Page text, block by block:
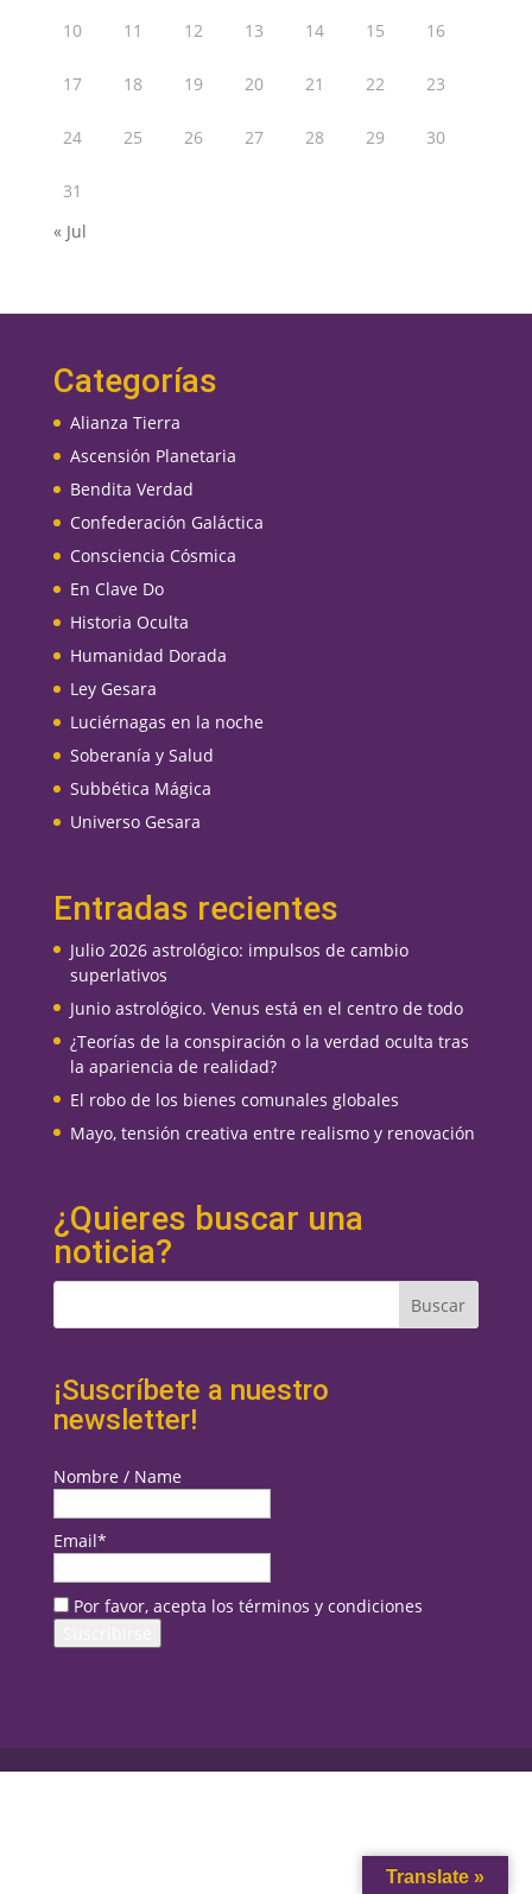
10 11 12 13 14 15 16
17 18 19 20 21 22 23
24 25 26 27 28 29 30
31
« Jul
Categorías
Alianza Tierra
Ascensión Planetaria
Bendita Verdad
Confederación Galáctica
Consciencia Cósmica
En Clave Do
Historia Oculta
Humanidad Dorada
Ley Gesara
Luciérnagas en la noche
Soberanía y Salud
Subbética Mágica
Universo Gesara
Entradas recientes
Julio 2026 astrológico: impulsos de cambio
superlativos
Junio astrológico. Venus está en el centro de todo
¿Teorías de la conspiración o la verdad oculta tras
la apariencia de realidad?
El robo de los bienes comunales globales
Mayo, tensión creativa entre realismo y renovación
¿Quieres buscar una
noticia?
¡Suscríbete a nuestro
newsletter!
Nombre / Name
Email*
Por favor, acepta los términos y condiciones
Translate »